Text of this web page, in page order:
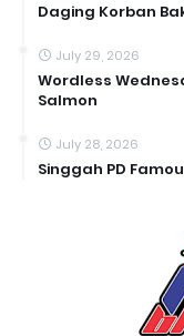
Daging Korban
July 29, 2026
Wordless
Salmon
July 28, 2026
Singgah PD